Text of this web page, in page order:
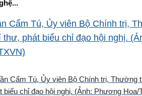
Cẩm Tú, Ủy viên Bộ Chính trị, Thường
biểu chỉ đạo hội nghị. (Ảnh: Phương Hoa/